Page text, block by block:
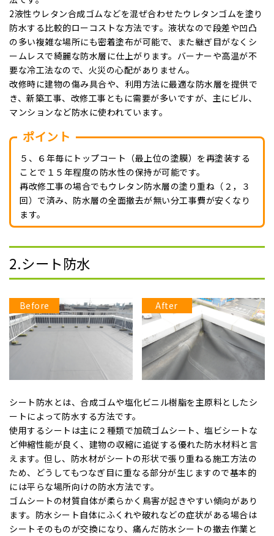
2液性ウレタン合成ゴムなどを混ぜ合わせたウレタンゴムを塗り
防水する比較的ローコストな方法です。液状なので段差や凹凸
の多い複雑な場所にも密着塗布が可能で、また継ぎ目がなくシ
ームレスで綺麗な防水層に仕上がります。バーナーや高温が不
要な冷工法なので、火災の心配がありません。
改修時に建物の傷み具合や、利用方法に最適な防水層を提供で
き、新築工事、改修工事ともに需要が多いですが、主にビル、
マンションなど防水に使われています。
ポイント
５、６年毎にトップコート（最上位の塗膜）を再塗装する
ことで１５年程度の防水性の保持が可能です。
再改修工事の場合でもウレタン防水層の塗り重ね（２，３
回）で済み、防水層の全面撤去が無い分工事費が安くなり
ます。
2.シート防水
Before After
シート防水とは、合成ゴムや塩化ビニル樹脂を主原料としたシ
ートによって防水する方法です。
使用するシートは主に２種類で加硫ゴムシート、塩ビシートな
ど伸縮性能が良く、建物の収縮に追従する優れた防水材料と言
えます。但し、防水材がシートの形状で張り重ねる施工方法の
ため、どうしてもつなぎ目に重なる部分が生じますので基本的
には平らな場所向けの防水方法です。
ゴムシートの材質自体が柔らかく鳥害が起きやすい傾向があり
ます。防水シート自体にふくれや破れなどの症状がある場合は
シートそのものが交換になり、痛んだ防水シートの撤去作業と